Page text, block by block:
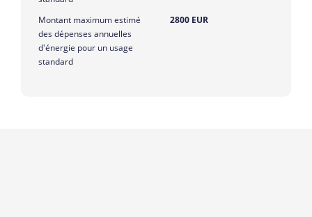
Montant maximum estimé
des dépenses annuelles
d'énergie pour un usage
standard
2800 EUR